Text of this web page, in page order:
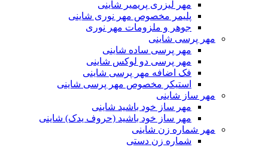
مهر لیزری پریمیر شاینی
پلیمر مخصوص مهر نوری شاینی
جوهر و ملزومات مهر نوری
مهر پرسی شاینی
مهر پرسی ساده شاینی
مهر پرسی دو لوکس شاینی
فک اضافه مهر پرسی شاینی
استیکر مخصوص مهر پرسی شاینی
مهر ساز شاینی
مهر ساز خود باشید شاینی
مهر ساز خود باشید (حروف یدک) شاینی
مهر شماره زن شاینی
شماره زن دستی